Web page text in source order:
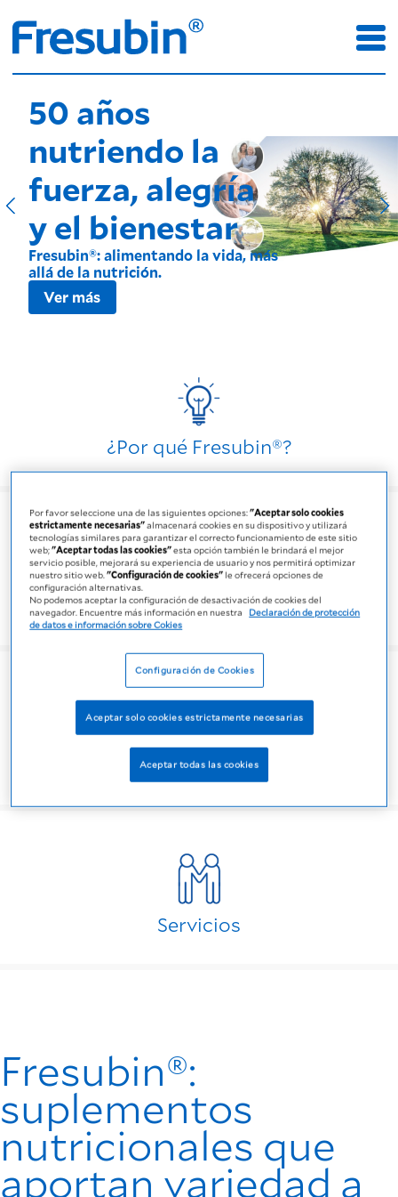
50 años
nutriendo la
fuerza, alegría
y el bienestar
Fresubin®: alimentando la vida, más
allá de la nutrición.
Ver más
¿Por qué Fresubin®?
Productos
Nutrición para ti
Servicios
Fresubin®:
suplementos
nutricionales que
aportan variedad a
Por favor seleccione una de las siguientes opciones:"Aceptar solo cookies
estrictamente necesarias"almacenará cookies en su dispositivo y utilizará
tecnologías similares para garantizar el correcto funcionamiento de este sitio
web;"Aceptar todas las cookies"esta opción también le brindará el mejor
servicio posible, mejorará su experiencia de usuario y nos permitirá optimizar
nuestro sitio web."Configuración de cookies" le ofrecerá opciones de
configuración alternativas.
No podemos aceptar la configuración de desactivación de cookies del
navegador. Encuentre más información en nuestra
Declaración de protección
de datos e información sobre Cokies
Configuración de Cookies
Aceptar solo cookies estrictamente necesarias
Aceptar todas las cookies